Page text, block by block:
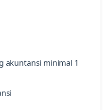
akuntansi minimal 1